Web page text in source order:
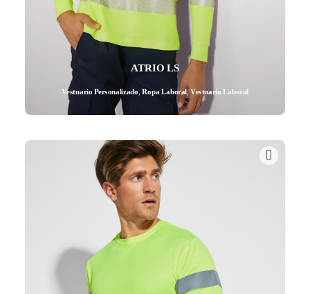
ATRIO LS
Vestuario Personalizado, Ropa Laboral, Vestuario Laboral